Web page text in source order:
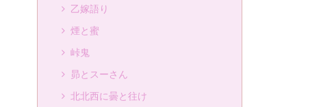
乙嫁語り
煙と蜜
峠鬼
昴とスーさん
北北西に曇と往け